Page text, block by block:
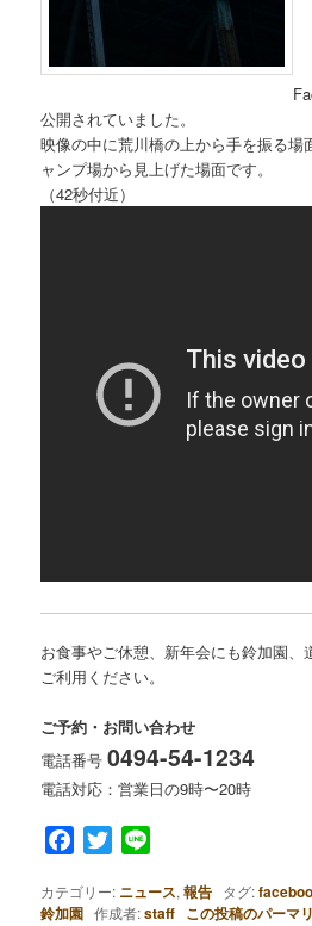
公開されていました。
映像の中に荒川橋の上から手を振る場
ャンプ場から見上げた場面です。
（42秒付近）
お食事やご休憩、新年会にも鈴加園、
ご利用ください。
ご予約・お問い合わせ
電話番号0494-54-1234
電話対応：営業日の9時〜20時
Facebook
Twitter
カテゴリー: ニュース,報告 タグ:
鈴加園 作成者:staff この投稿のパーマ